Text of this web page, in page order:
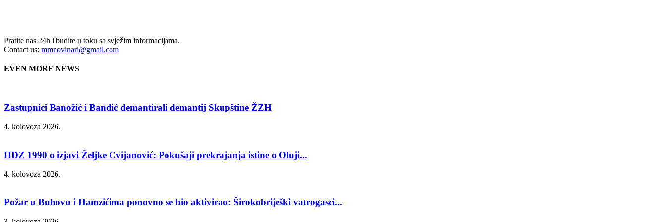
Pratite nas 24h i budite u toku sa svježim informacijama.
Contact us: mmnovinari@gmail.com
EVEN MORE NEWS
Zastupnici Banožić i Bandić demantirali demantij Skupštine ŽZH
4. kolovoza 2026.
HDZ 1990 o izjavi Željke Cvijanović: Pokušaji prekrajanja istine o Oluji...
4. kolovoza 2026.
Požar u Buhovu i Hamzićima ponovno se bio aktivirao: Širokobriješki vatrogasci...